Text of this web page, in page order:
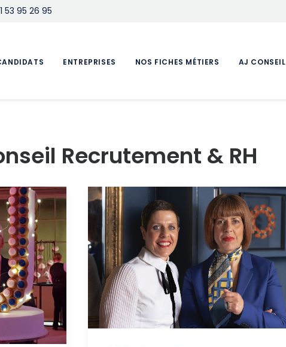
53 95 26 95
ENTREPRISES NOS FICHES MÉTIERS AJ CONSEIL
Recrutement & RH